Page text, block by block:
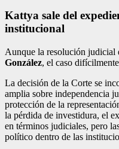
Kattya sale del
institucional
Aunque la resolución judicial
González, el caso
La decisión de la Corte se
amplia sobre independencia
protección de la
la pérdida de investidura, el
en términos judiciales, pero
político dentro de las